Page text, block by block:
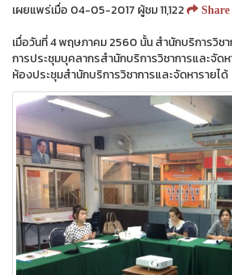
เผยแพร่เมื่อ 04-05-2017 ผู้ชม 11,122
Share
เมื่อวันที่ 4 พฤษภาคม 2560 นั้น สำนักบริการวิชา
การประชุมบุคลากรสำนักบริการวิชาการและจั
ห้องประชุมสำนักบริการวิชาการและจัดหารายได้